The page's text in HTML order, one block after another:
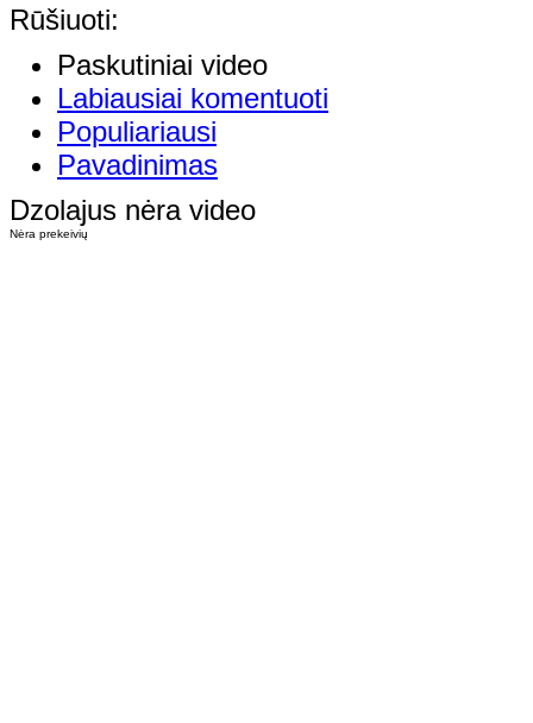
Rūšiuoti:
Paskutiniai video
Labiausiai komentuoti
Populiariausi
Pavadinimas
Dzolajus nėra video
Nėra prekeivių